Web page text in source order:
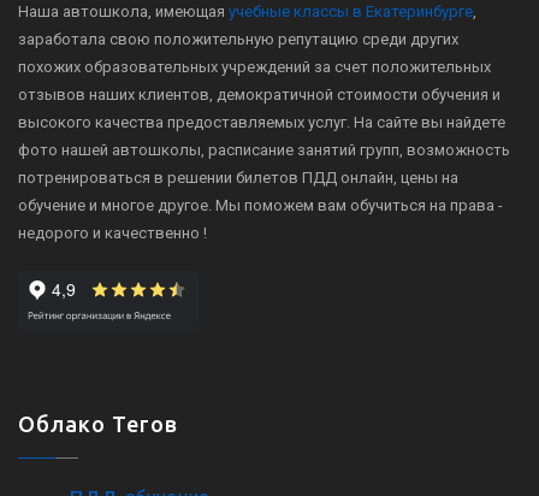
Наша автошкола, имеющая учебные классы в Екатеринбурге,
заработала свою положительную репутацию среди других
похожих образовательных учреждений за счет положительных
отзывов наших клиентов, демократичной стоимости обучения и
высокого качества предоставляемых услуг. На сайте вы найдете
фото нашей автошколы, расписание занятий групп, возможность
потренироваться в решении билетов ПДД онлайн, цены на
обучение и многое другое. Мы поможем вам обучиться на права -
недорого и качественно !
Облако Тегов